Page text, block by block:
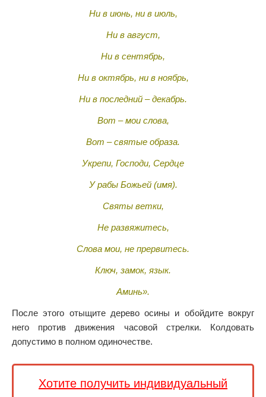
Ни в июнь, ни в июль,
Ни в август,
Ни в сентябрь,
Ни в октябрь, ни в ноябрь,
Ни в последний – декабрь.
Вот – мои слова,
Вот – святые образа.
Укрепи, Господи, Сердце
У рабы Божьей (имя).
Святы ветки,
Не развяжитесь,
Слова мои, не прервитесь.
Ключ, замок, язык.
Аминь».
После этого отыщите дерево осины и обойдите вокруг
него против движения часовой стрелки. Колдовать
допустимо в полном одиночестве.
Хотите получить индивидуальный